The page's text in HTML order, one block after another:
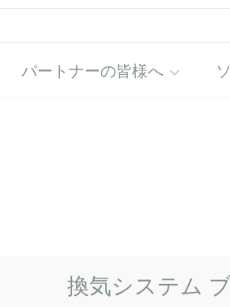
パートナーの皆様へ
換気システム